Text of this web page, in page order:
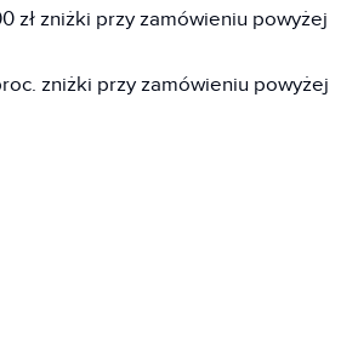
zł zniżki przy zamówieniu powyżej
zniżki przy zamówieniu powyżej